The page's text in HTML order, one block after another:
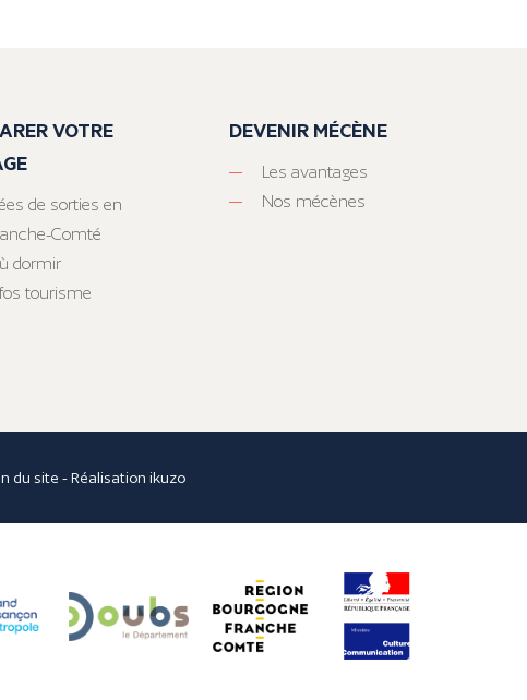
VOTRE
de sorties en
Comté
dormir
tourisme
DEVENIR MÉCÈNE
Les avantages
Nos mécènes
du site - Réalisationikuzo